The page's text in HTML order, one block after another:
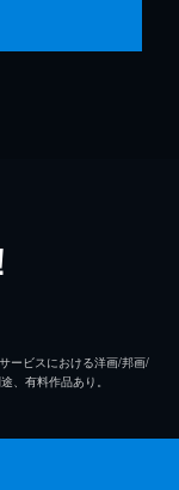
！
ービスにおける洋画/邦画/
、有料作品あり。